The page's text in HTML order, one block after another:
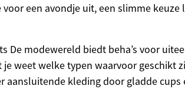
een avondje uit, een slimme keuze
De modewereld biedt beha’s voor
weet welke typen waarvoor geschikt
kleding door gladde cups